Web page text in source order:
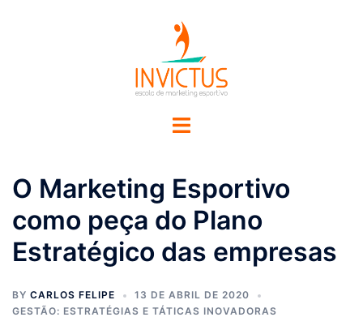
O Marketing Esportivo
como peça do Plano
Estratégico das empresas
BY CARLOS FELIPE
13 DE ABRIL DE 2020
GESTÃO: ESTRATÉGIAS E TÁTICAS INOVADORAS